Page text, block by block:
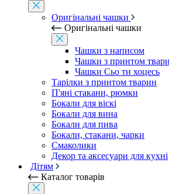
Оригінальні чашки
Оригінальні чашки
Чашки з написом
Чашки з принтом
Чашки Сьо ти хоцесь
Тарілки з принтом тварин
П'яні стакани, рюмки
Бокали для віскі
Бокали для вина
Бокали для пива
Бокали, стакани, чарки
Смаколики
Декор та аксесуари для кухні
Дітям
Каталог товарів